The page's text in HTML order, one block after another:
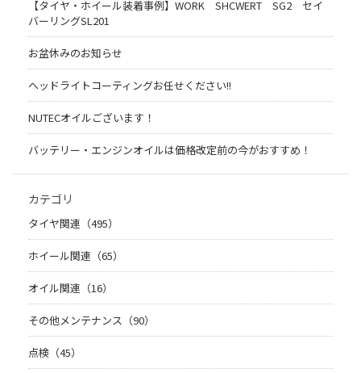
【タイヤ・ホイール装着事例】WORK SHCWERT SG2 セイ
バーリングSL201
お盆休みのお知らせ
ヘッドライトコーティングお任せください!!
NUTECオイルございます！
バッテリー・エンジンオイルは価格改定前の今がおすすめ！
カテゴリ
タイヤ関連（495）
ホイール関連（65）
オイル関連（16）
その他メンテナンス（90）
点検（45）